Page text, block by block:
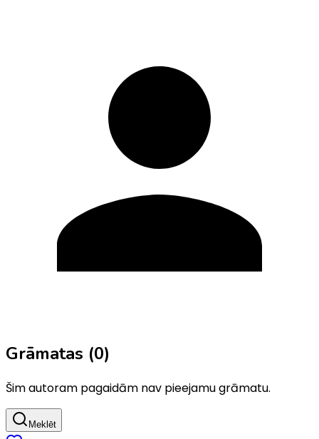
Grāmatas (0)
Šim autoram pagaidām nav pieejamu grāmatu.
Meklēt